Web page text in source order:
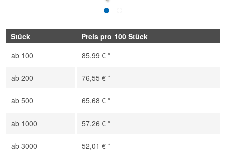
Stück
Preis pro 100 Stück
ab 100 85,99 € *
ab 200 76,55 € *
ab 500 65,68 € *
ab 1000 57,26 € *
ab 3000 52,01 € *